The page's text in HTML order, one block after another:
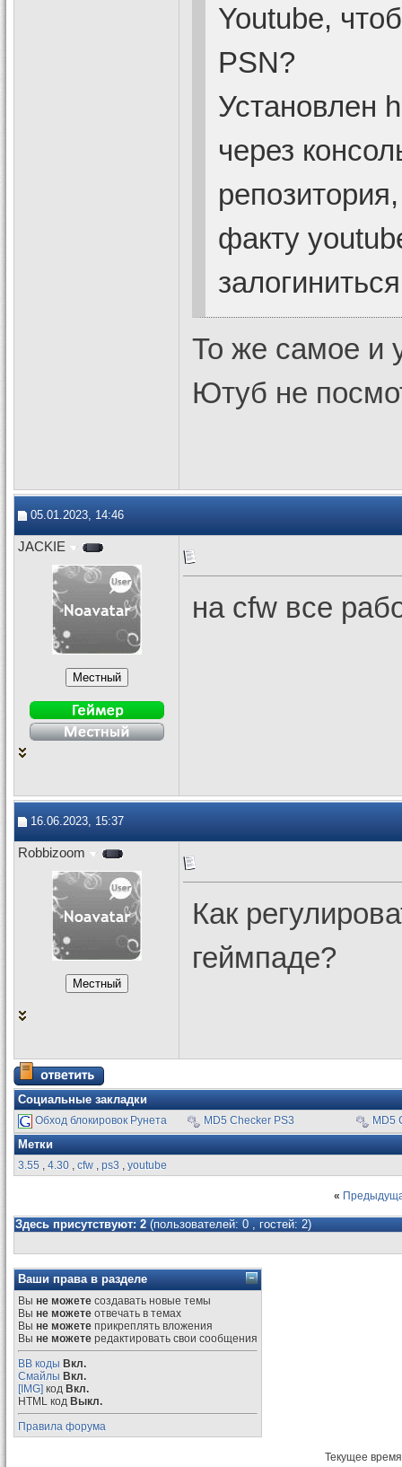
Youtube,
PSN?
Установлен
через
факту
То же самое и
Ютуб не
05.01.2023, 14:46
JACKIE
на cfw все
16.06.2023, 15:37
Robbizoom
Как
геймпаде?
Социальные закладки
Обход блокировок Рунета MD5 Checker PS3 MD5
Метки
3.55 , 4.30 , cfw , ps3 , youtube
«
Здесь присутствуют: 2 (пользователей: 0 , гостей: 2)
Ваши права в разделе
Вы не можете создавать новые темы
Вы не можете отвечать в темах
Вы не можете прикреплять вложения
Вы не можете редактировать свои сообщения
BB коды Вкл.
Смайлы Вкл.
[IMG] код Вкл.
HTML код Выкл.
Правила форума
Текущее